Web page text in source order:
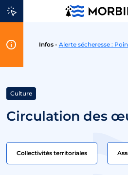
Aller au contenu
Infos - Alerte sécheresse :
Culture
Circulation des
Collectivités territoriales